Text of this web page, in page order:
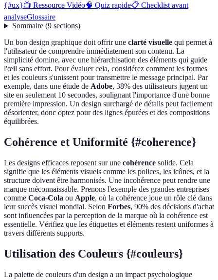
{#ux}📺 Ressource Vidéo🧠 Quiz rapide📋 Checklist avant
analyseGlossaire
Sommaire(9 sections)
Un bon design graphique doit offrir une clarté visuelle qui permet à
l'utilisateur de comprendre immédiatement son contenu. La
simplicité domine, avec une hiérarchisation des éléments qui guide
l'œil sans effort. Pour évaluer cela, considérez comment les formes
et les couleurs s'unissent pour transmettre le message principal. Par
exemple, dans une étude de Adobe, 38% des utilisateurs jugent un
site en seulement 10 secondes, soulignant l'importance d'une bonne
première impression. Un design surchargé de détails peut facilement
désorienter, donc optez pour des lignes épurées et des compositions
équilibrées.
Cohérence et Uniformité {#coherence}
Les designs efficaces reposent sur une cohérence solide. Cela
signifie que les éléments visuels comme les polices, les icônes, et la
structure doivent être harmonisés. Une incohérence peut rendre une
marque méconnaissable. Prenons l'exemple des grandes entreprises
comme Coca-Cola ou Apple, où la cohérence joue un rôle clé dans
leur succès visuel mondial. Selon Forbes, 90% des décisions d'achat
sont influencées par la perception de la marque où la cohérence est
essentielle. Vérifiez que les étiquettes et éléments restent uniformes à
travers différents supports.
Utilisation des Couleurs {#couleurs}
La palette de couleurs d'un design a un impact psychologique